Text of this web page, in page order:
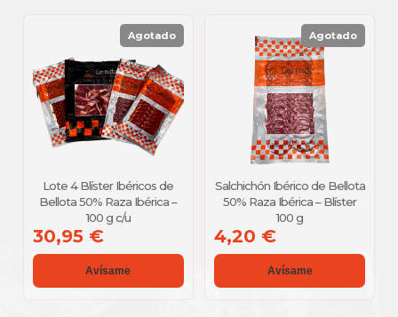
Lote 4 Blíster Ibéricos de
Bellota 50% Raza Ibérica –
100 g c/u
30,95 €
Agotado
Avísame
Salchichón Ibérico de Bellota
50% Raza Ibérica – Blíster
100 g
4,20 €
Agotado
Avísame